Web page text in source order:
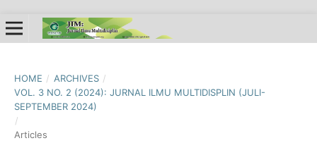
HOME / ARCHIVES /
VOL. 3 NO. 2 (2024): JURNAL ILMU MULTIDISPLIN (JULI-
SEPTEMBER 2024)
/
Articles